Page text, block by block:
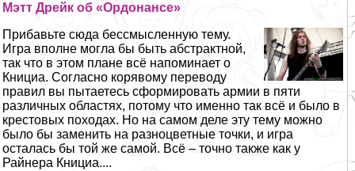
Мэтт Дрейк об «Ордонансе»
Прибавьте сюда бессмысленную тему.
Игра вполне могла бы быть абстpaктной,
так что в этом плане всё напоминает о
Книциа. Согласно корявому переводу
правил вы пытаетесь сформировать армии в пяти
различных областях, потому что именно так всё и было в
крестовых походах. Но на самом деле эту тему можно
было бы заменить на разноцветные точки, и игра
осталась бы той же самой. Всё – точно также как у
Райнера Книциа....